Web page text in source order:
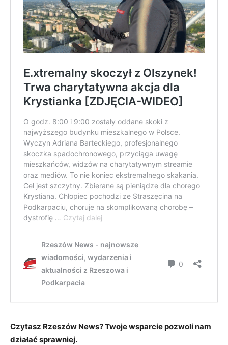
Czytasz Rzeszów News? Twoje wsparcie pozwoli nam
działać sprawniej.